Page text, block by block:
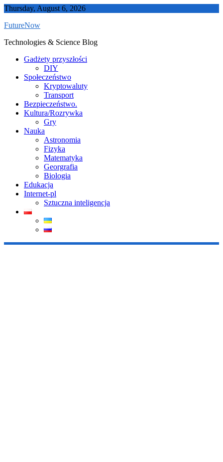
Skip
content
Thursday, August 6, 2026
FutureNow
Technologies & Science Blog
Gadżety przyszłości
DIY
Społeczeństwo
Kryptowaluty
Transport
Bezpieczeństwo.
Kultura/Rozrywka
Gry
Nauka
Astronomia
Fizyka
Matematyka
Georgrafia
Biologia
Edukacja
Internet-pl
Sztuczna inteligencja